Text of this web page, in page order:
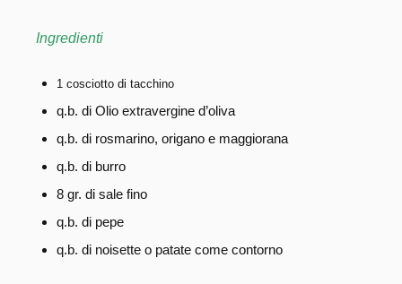
Ingredienti
1 cosciotto di tacchino
q.b. di Olio extravergine d’oliva
q.b. di rosmarino, origano e maggiorana
q.b. di burro
8 gr. di sale fino
q.b. di pepe
q.b. di noisette o patate come contorno